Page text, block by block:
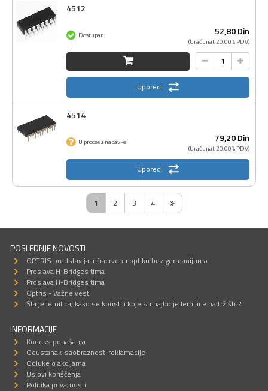
4512
52,80Din
(Uračunat 20.00% PDV)
Dostupan
Uporedi
4514
79,20Din
(Uračunat 20.00% PDV)
U procesu nabavke
Uporedi
1 2 3 4
POSLEDNJE NOVOSTI
OPTRIS predstavlja infracrvenu optiku bez germanijuma
Proslava H-Bridges tima
Proslava H-Bridges tima
Optris - Važne vesti
Šta je lemilica, kako se koristi i koje su najbolje lemilice na tržištu?
INFORMACIJE
Kodeks ponašanja
Odustanak-saobraznost-reklamacije
Odluke o akcijama
Uslovi korišćenja
Politika privatnosti